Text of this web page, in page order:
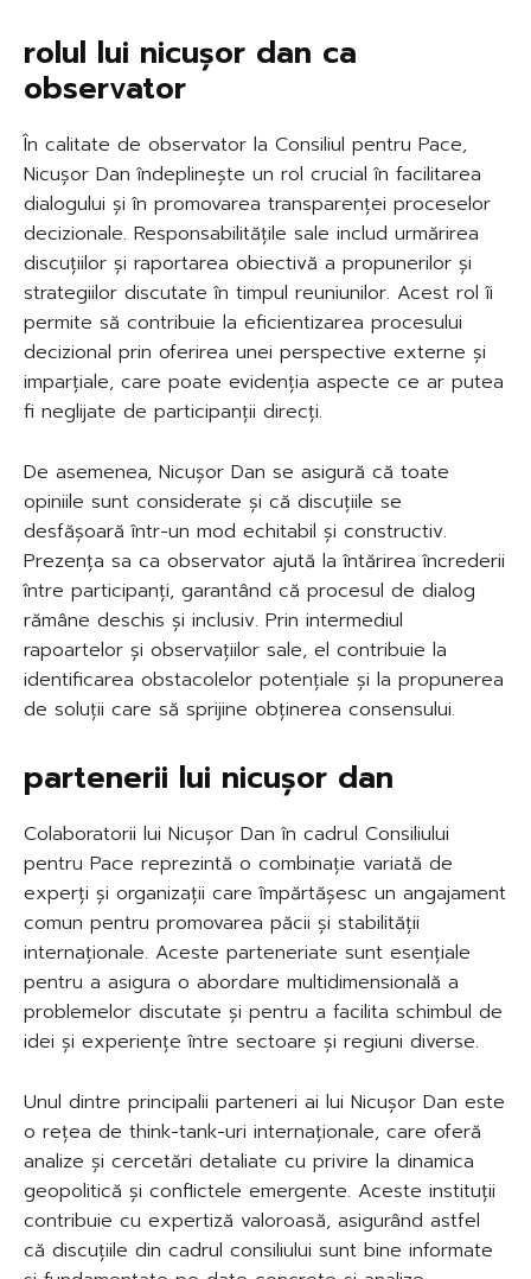
rolul lui nicușor dan ca
observator
În calitate de observator la Consiliul pentru Pace,
Nicușor Dan îndeplinește un rol crucial în facilitarea
dialogului și în promovarea transparenței proceselor
decizionale. Responsabilitățile sale includ urmărirea
discuțiilor și raportarea obiectivă a propunerilor și
strategiilor discutate în timpul reuniunilor. Acest rol îi
permite să contribuie la eficientizarea procesului
decizional prin oferirea unei perspective externe și
imparțiale, care poate evidenția aspecte ce ar putea
fi neglijate de participanții direcți.
De asemenea, Nicușor Dan se asigură că toate
opiniile sunt considerate și că discuțiile se
desfășoară într-un mod echitabil și constructiv.
Prezența sa ca observator ajută la întărirea încrederii
între participanți, garantând că procesul de dialog
rămâne deschis și inclusiv. Prin intermediul
rapoartelor și observațiilor sale, el contribuie la
identificarea obstacolelor potențiale și la propunerea
de soluții care să sprijine obținerea consensului.
partenerii lui nicușor dan
Colaboratorii lui Nicușor Dan în cadrul Consiliului
pentru Pace reprezintă o combinație variată de
experți și organizații care împărtășesc un angajament
comun pentru promovarea păcii și stabilității
internaționale. Aceste parteneriate sunt esențiale
pentru a asigura o abordare multidimensională a
problemelor discutate și pentru a facilita schimbul de
idei și experiențe între sectoare și regiuni diverse.
Unul dintre principalii parteneri ai lui Nicușor Dan este
o rețea de think-tank-uri internaționale, care oferă
analize și cercetări detaliate cu privire la dinamica
geopolitică și conflictele emergente. Aceste instituții
contribuie cu expertiză valoroasă, asigurând astfel
că discuțiile din cadrul consiliului sunt bine informate